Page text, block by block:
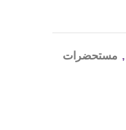
, مستحضرات